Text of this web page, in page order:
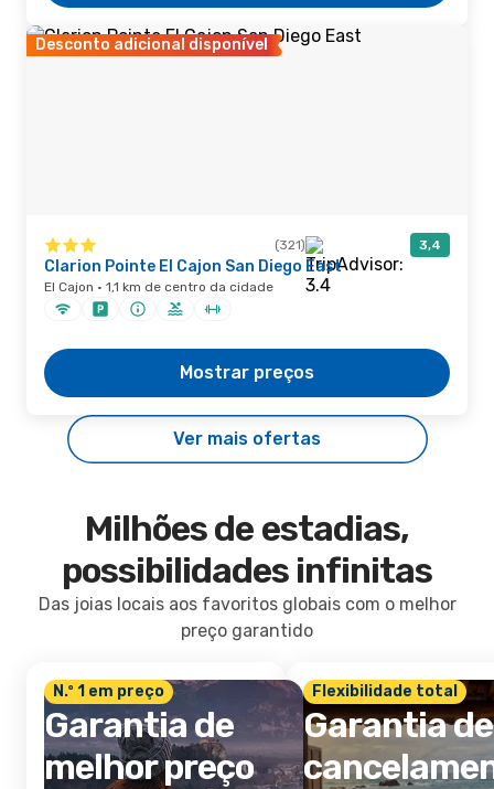
Desconto adicional disponível
(321) 3,4
Clarion Pointe El Cajon San Diego East
El Cajon · 1,1 km de centro da cidade
Mostrar preços
Ver mais ofertas
Milhões de estadias,
possibilidades infinitas
Das joias locais aos favoritos globais com o melhor
preço garantido
N.º 1 em preço
Garantia de
melhor preço
Flexibilidade total
Garantia de